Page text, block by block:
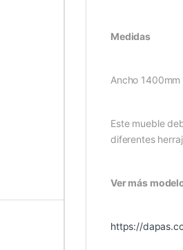
Medidas
Ancho
Este mueble
diferentes
Ver más
https://